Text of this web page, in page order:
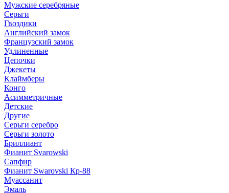
Мужские серебряные
Серьги
Гвоздики
Английский замок
Французский замок
Удлиненные
Цепочки
Джекеты
Клаймберы
Конго
Асимметричные
Детские
Другие
Серьги серебро
Серьги золото
Бриллиант
Фианит Svarowski
Сапфир
Фианит Swarovski Кр-88
Муассанит
Эмаль